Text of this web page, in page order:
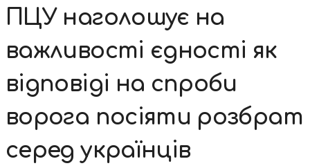
ПЦУ наголошує на
важливості єдності як
відповіді на спроби
ворога посіяти розбрат
серед українців